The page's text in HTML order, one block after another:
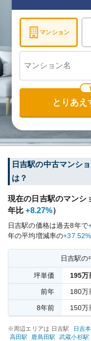
マンション
とりあえ
日吉駅の中古マンシ
は？
現在の 日吉駅のマンシ
年比 +8.27%）
日吉駅の価格は過去8年で
年の平均増減率の+37.52%
日吉駅の
坪単価 195万
前年 180万
8年前 150万
※周辺エリアは 日吉駅 日吉
高田駅 鹿島田駅 武蔵小杉駅